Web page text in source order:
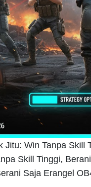
Jitu: Win Tanpa
Skill Tinggi,
Saja Erangel